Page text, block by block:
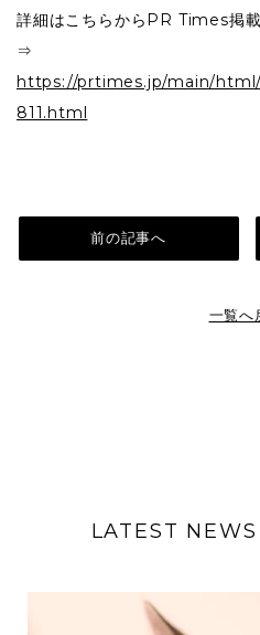
詳細はこちらからPR Times掲載
⇒
https://prtimes.jp/main/
811.html
前の記事へ
一覧へ
LATEST